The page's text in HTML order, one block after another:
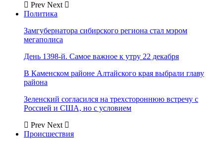
Prev Next
Политика
Замгубернатора сибирского региона стал мэром
мегаполиса
День 1398-й. Самое важное к утру 22 декабря
В Каменском районе Алтайского края выбрали главу
района
Зеленский согласился на трехстороннюю встречу с
Россией и США, но с условием
Prev Next
Происшествия